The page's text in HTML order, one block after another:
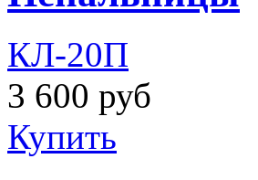
КЛ-20П
3 600 руб
Купить